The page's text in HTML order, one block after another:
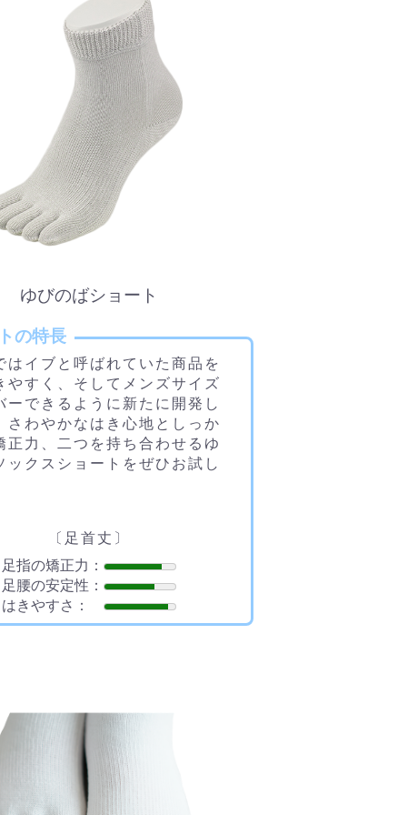
ゆびのばショート
の特長
はイブと呼ばれていた商品を
やすく、そしてメンズサイズ
ーできるように新たに開発し
さわやかなはき心地としっか
正力、二つを持ち合わせるゆ
ックスショートをぜひお試し
〔足首丈〕
足指の矯正力：
足腰の安定性：
はきやすさ：